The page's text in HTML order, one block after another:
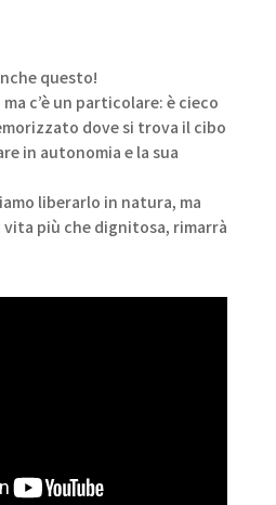
questo!
c’è un particolare: è cieco
dove si trova il cibo
in autonomia e la sua
liberarlo in natura, ma
vita più che dignitosa, rimarrà